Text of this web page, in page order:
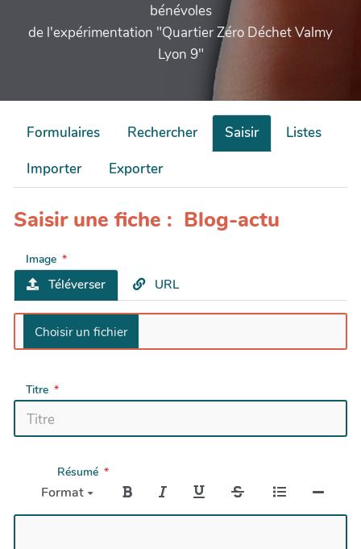
bénévoles
de l'expérimentation "Quartier Zéro Déchet Valmy
Lyon 9"
Formulaires Rechercher Saisir
Listes
Importer
Exporter
Saisir une fiche : Blog-actu
Image
Téléverser URL
Titre
Résumé
Format